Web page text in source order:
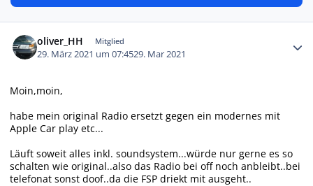
oliver_HH Mitglied
29. März 2021 um 07:4529. Mar 2021
Moin,moin,
habe mein original Radio ersetzt gegen ein modernes mit
Apple Car play etc...
Läuft soweit alles inkl. soundsystem...würde nur gerne es so
schalten wie original..also das Radio bei off noch anbleibt..bei
telefonat sonst doof..da die FSP driekt mit ausgeht..